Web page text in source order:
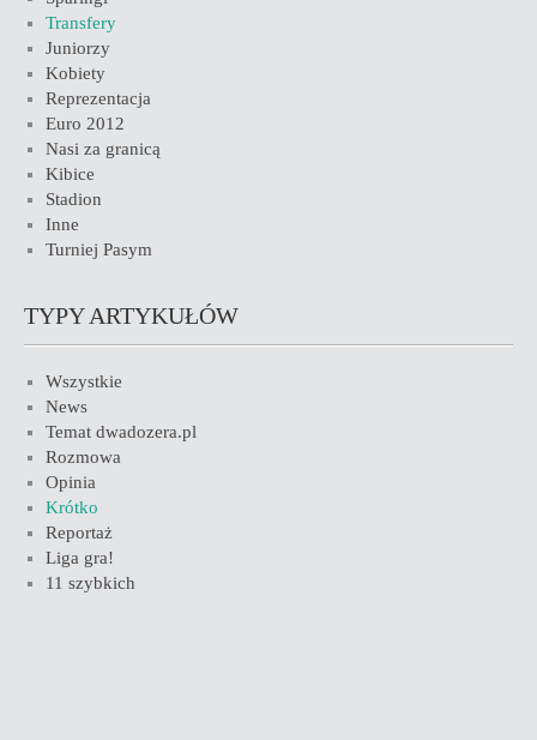
Transfery
Juniorzy
Kobiety
Reprezentacja
Euro 2012
Nasi za granicą
Kibice
Stadion
Inne
Turniej Pasym
TYPY ARTYKUŁÓW
Wszystkie
News
Temat dwadozera.pl
Rozmowa
Opinia
Krótko
Reportaż
Liga gra!
11 szybkich